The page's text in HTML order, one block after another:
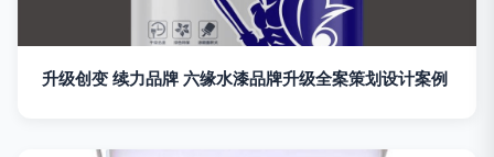
升级创变 续力品牌 六缘水漆品牌升级全案策划设计案例